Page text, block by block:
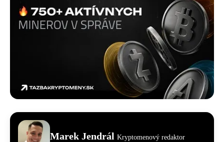
Marek Jendrál Kryptomenový redaktor